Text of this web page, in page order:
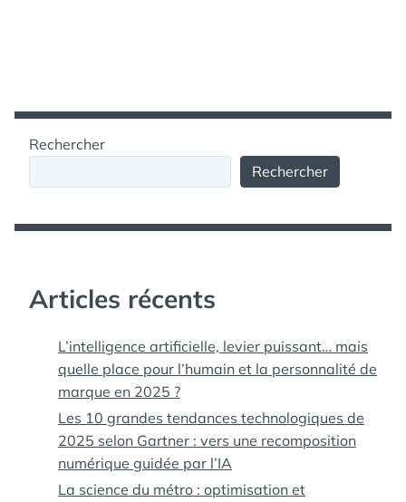
Rechercher
Rechercher
Articles récents
L’intelligence artificielle, levier puissant… mais
quelle place pour l’humain et la personnalité de
marque en 2025 ?
Les 10 grandes tendances technologiques de
2025 selon Gartner : vers une recomposition
numérique guidée par l’IA
La science du métro : optimisation et